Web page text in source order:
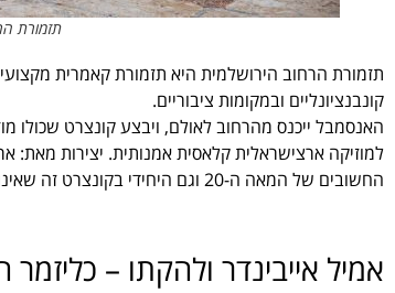
תזמורת
תזמורת הרחוב הירושלמית היא תזמורת קאמרית
קונבנציונליים ובמקומות ציבוריים.
האנסמבל ייכנס מהרחוב לאולם, ויבצע קונצרט שכולו
למוזיקה ארצישראלית קלאסית אמנותית. יצירות מאת:
החשובים של המאה ה-20 וגם היחידי בקונצרט זה שאינו יהודי מבין המלחינים. זאת בשילוב כלי מיתר, כלי נשיפה ופסנתר.
אמיל אייבינדר ולהקתו – כליזמר